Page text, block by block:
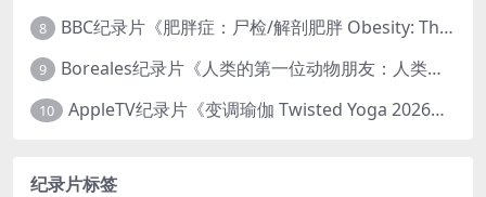
8 BBC纪录片《肥胖症：尸检/解剖肥胖 Obesity: The Post Mortem 2016》英语中英双字 无水印纯净版 1080P/MKV/1.03G
9 Boreales纪录片《人类的第一位动物朋友：人类和狗的神奇故事 Man’s First Friend 2018》英语中英双字 1080P/MP4/1.8G 狗的神奇故事
10 AppleTV纪录片《变调瑜伽 Twisted Yoga 2026》全3集 英语中英双字 无水印纯净版 1080P/MKV/10G 瑜伽大师背后的真相
纪录片标签